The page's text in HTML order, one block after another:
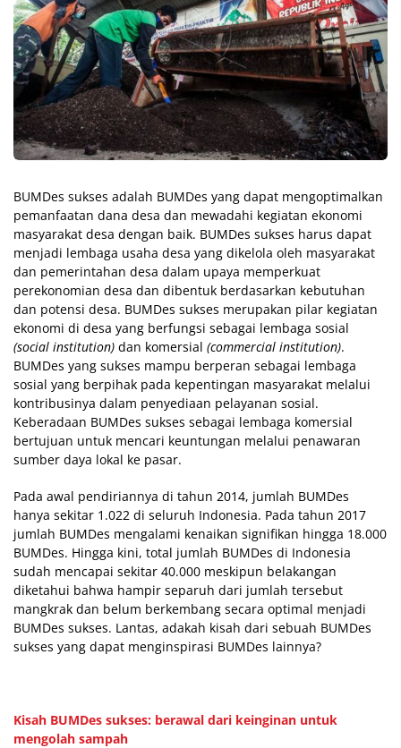
BUMDes sukses adalah BUMDes yang dapat mengoptimalkan
pemanfaatan dana desa dan mewadahi kegiatan ekonomi
masyarakat desa dengan baik. BUMDes sukses harus dapat
menjadi lembaga usaha desa yang dikelola oleh masyarakat
dan pemerintahan desa dalam upaya memperkuat
perekonomian desa dan dibentuk berdasarkan kebutuhan
dan potensi desa. BUMDes sukses merupakan pilar kegiatan
ekonomi di desa yang berfungsi sebagai lembaga sosial
(social institution) dan komersial (commercial institution).
BUMDes yang sukses mampu berperan sebagai lembaga
sosial yang berpihak pada kepentingan masyarakat melalui
kontribusinya dalam penyediaan pelayanan sosial.
Keberadaan BUMDes sukses sebagai lembaga komersial
bertujuan untuk mencari keuntungan melalui penawaran
sumber daya lokal ke pasar.
Pada awal pendiriannya di tahun 2014, jumlah BUMDes
hanya sekitar 1.022 di seluruh Indonesia. Pada tahun 2017
jumlah BUMDes mengalami kenaikan signifikan hingga 18.000
BUMDes. Hingga kini, total jumlah BUMDes di Indonesia
sudah mencapai sekitar 40.000 meskipun belakangan
diketahui bahwa hampir separuh dari jumlah tersebut
mangkrak dan belum berkembang secara optimal menjadi
BUMDes sukses. Lantas, adakah kisah dari sebuah BUMDes
sukses yang dapat menginspirasi BUMDes lainnya?
Kisah BUMDes sukses: berawal dari keinginan untuk
mengolah sampah